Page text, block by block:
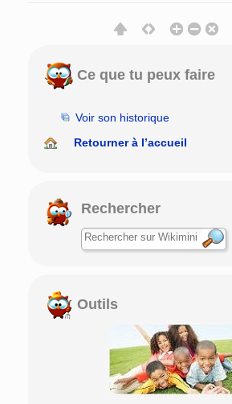
Ce que tu peux faire
Voir son historique
Retourner à l’accueil
Rechercher
Outils